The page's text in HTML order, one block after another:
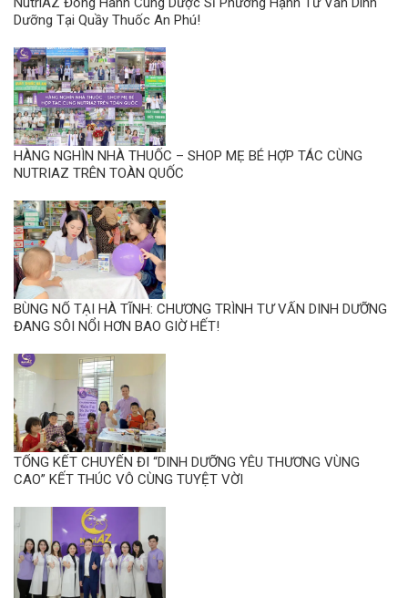
Dưỡng Tại Quầy Thuốc An Phú!
HÀNG NGHÌN NHÀ THUỐC – SHOP MẸ BÉ HỢP TÁC CÙNG
NUTRIAZ TRÊN TOÀN QUỐC
BÙNG NỔ TẠI HÀ TĨNH: CHƯƠNG TRÌNH TƯ VẤN DINH DƯỠNG
ĐANG SÔI NỔI HƠN BAO GIỜ HẾT!
TỔNG KẾT CHUYẾN ĐI “DINH DƯỠNG YÊU THƯƠNG VÙNG
CAO” KẾT THÚC VÔ CÙNG TUYỆT VỜI